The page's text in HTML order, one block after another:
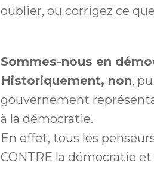
oublier, ou corrigez ce
Sommes-nous en
Historiquement, non,
gouvernement
à la démocratie.
En effet, tous les
CONTRE la démocratie